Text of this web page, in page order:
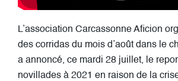
L’association Carcassonne Aficion
des corridas du mois d’août dans le
a annoncé, ce mardi 28 juillet, le
novillades à 2021 en raison de la